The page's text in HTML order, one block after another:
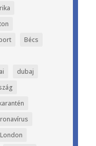
Bécs
dubaj
London